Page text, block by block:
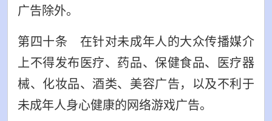
广告除外。
第四十条 在针对未成年人的大众传播媒介
上不得发布医疗、药品、保健食品、医疗器
械、化妆品、酒类、美容广告，以及不利于
未成年人身心健康的网络游戏广告。